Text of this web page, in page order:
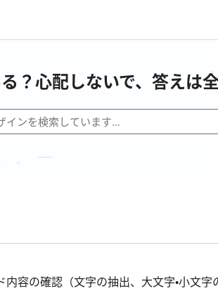
？心配しないで、答えは
容の確認（文字の抽出、大文字・小文